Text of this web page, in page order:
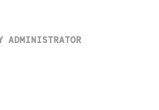
ADMINISTRATOR